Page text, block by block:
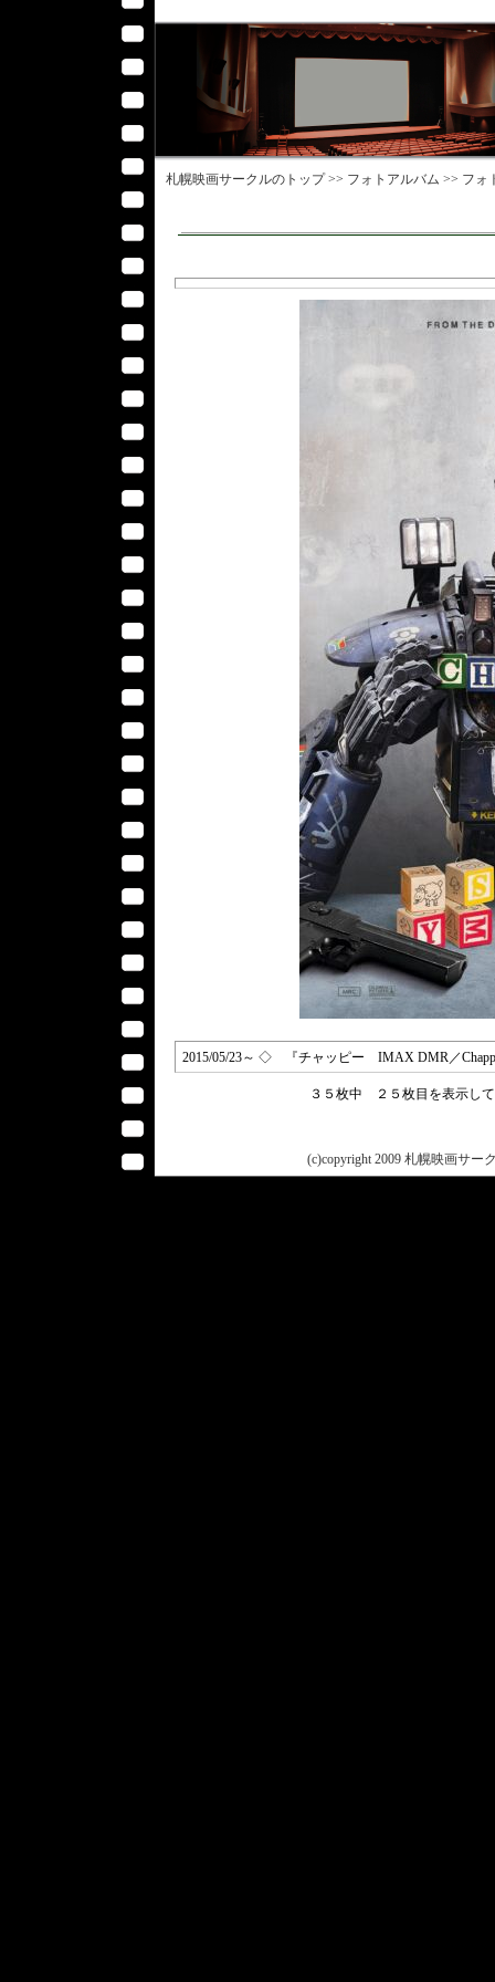
札幌映画サークルのトップ >> フォトアルバム >> フォ
2015/05/23～ ◇ 『チャッピー IMAX DMR／
３５枚中 ２５枚目を表示し
(c)copyright 2009 札幌映画サー